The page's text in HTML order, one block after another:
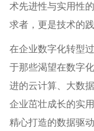
术先进性与实用性
求者，更是技术的
在企业数字化转型
于那些渴望在数字
进的云计算、大数
企业茁壮成长的实
精心打造的数据驱